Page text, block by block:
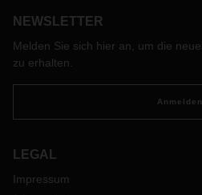
NEWSLETTER
Melden Sie sich hier an, um die
zu erhalten.
Anmelden
LEGAL
Impressum